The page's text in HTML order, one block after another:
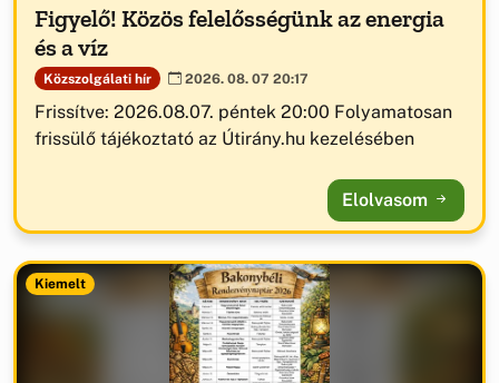
Figyelő! Közös felelősségünk az energia
és a víz
Közszolgálati hír 2026. 08. 07 20:17
Frissítve: 2026.08.07. péntek 20:00 Folyamatosan
frissülő tájékoztató az Útirány.hu kezelésében
Elolvasom
Kiemelt